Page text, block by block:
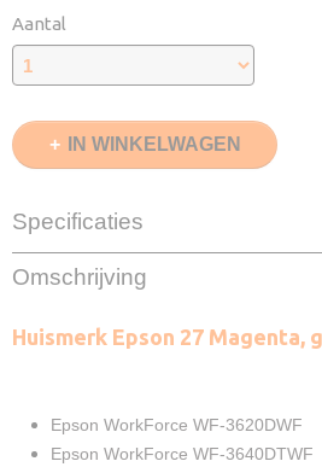
Aantal
IN WINKELWAGEN
Specificaties
EAN code
8720153530149
15ml
Verzendmethode
Brievenbuspost of Pakketpost
Omschrijving
Huismerk Epson 27 Magenta,
Epson WorkForce WF-3620DWF
Epson WorkForce WF-3640DTWF